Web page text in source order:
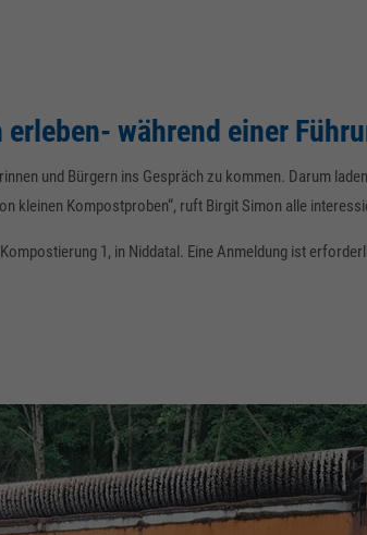
während einer
und Bürgern ins Gespräch zu kommen. Darum
kleinen Kompostproben“, ruft Birgit Simon alle
1, in Niddatal. Eine Anmeldung ist